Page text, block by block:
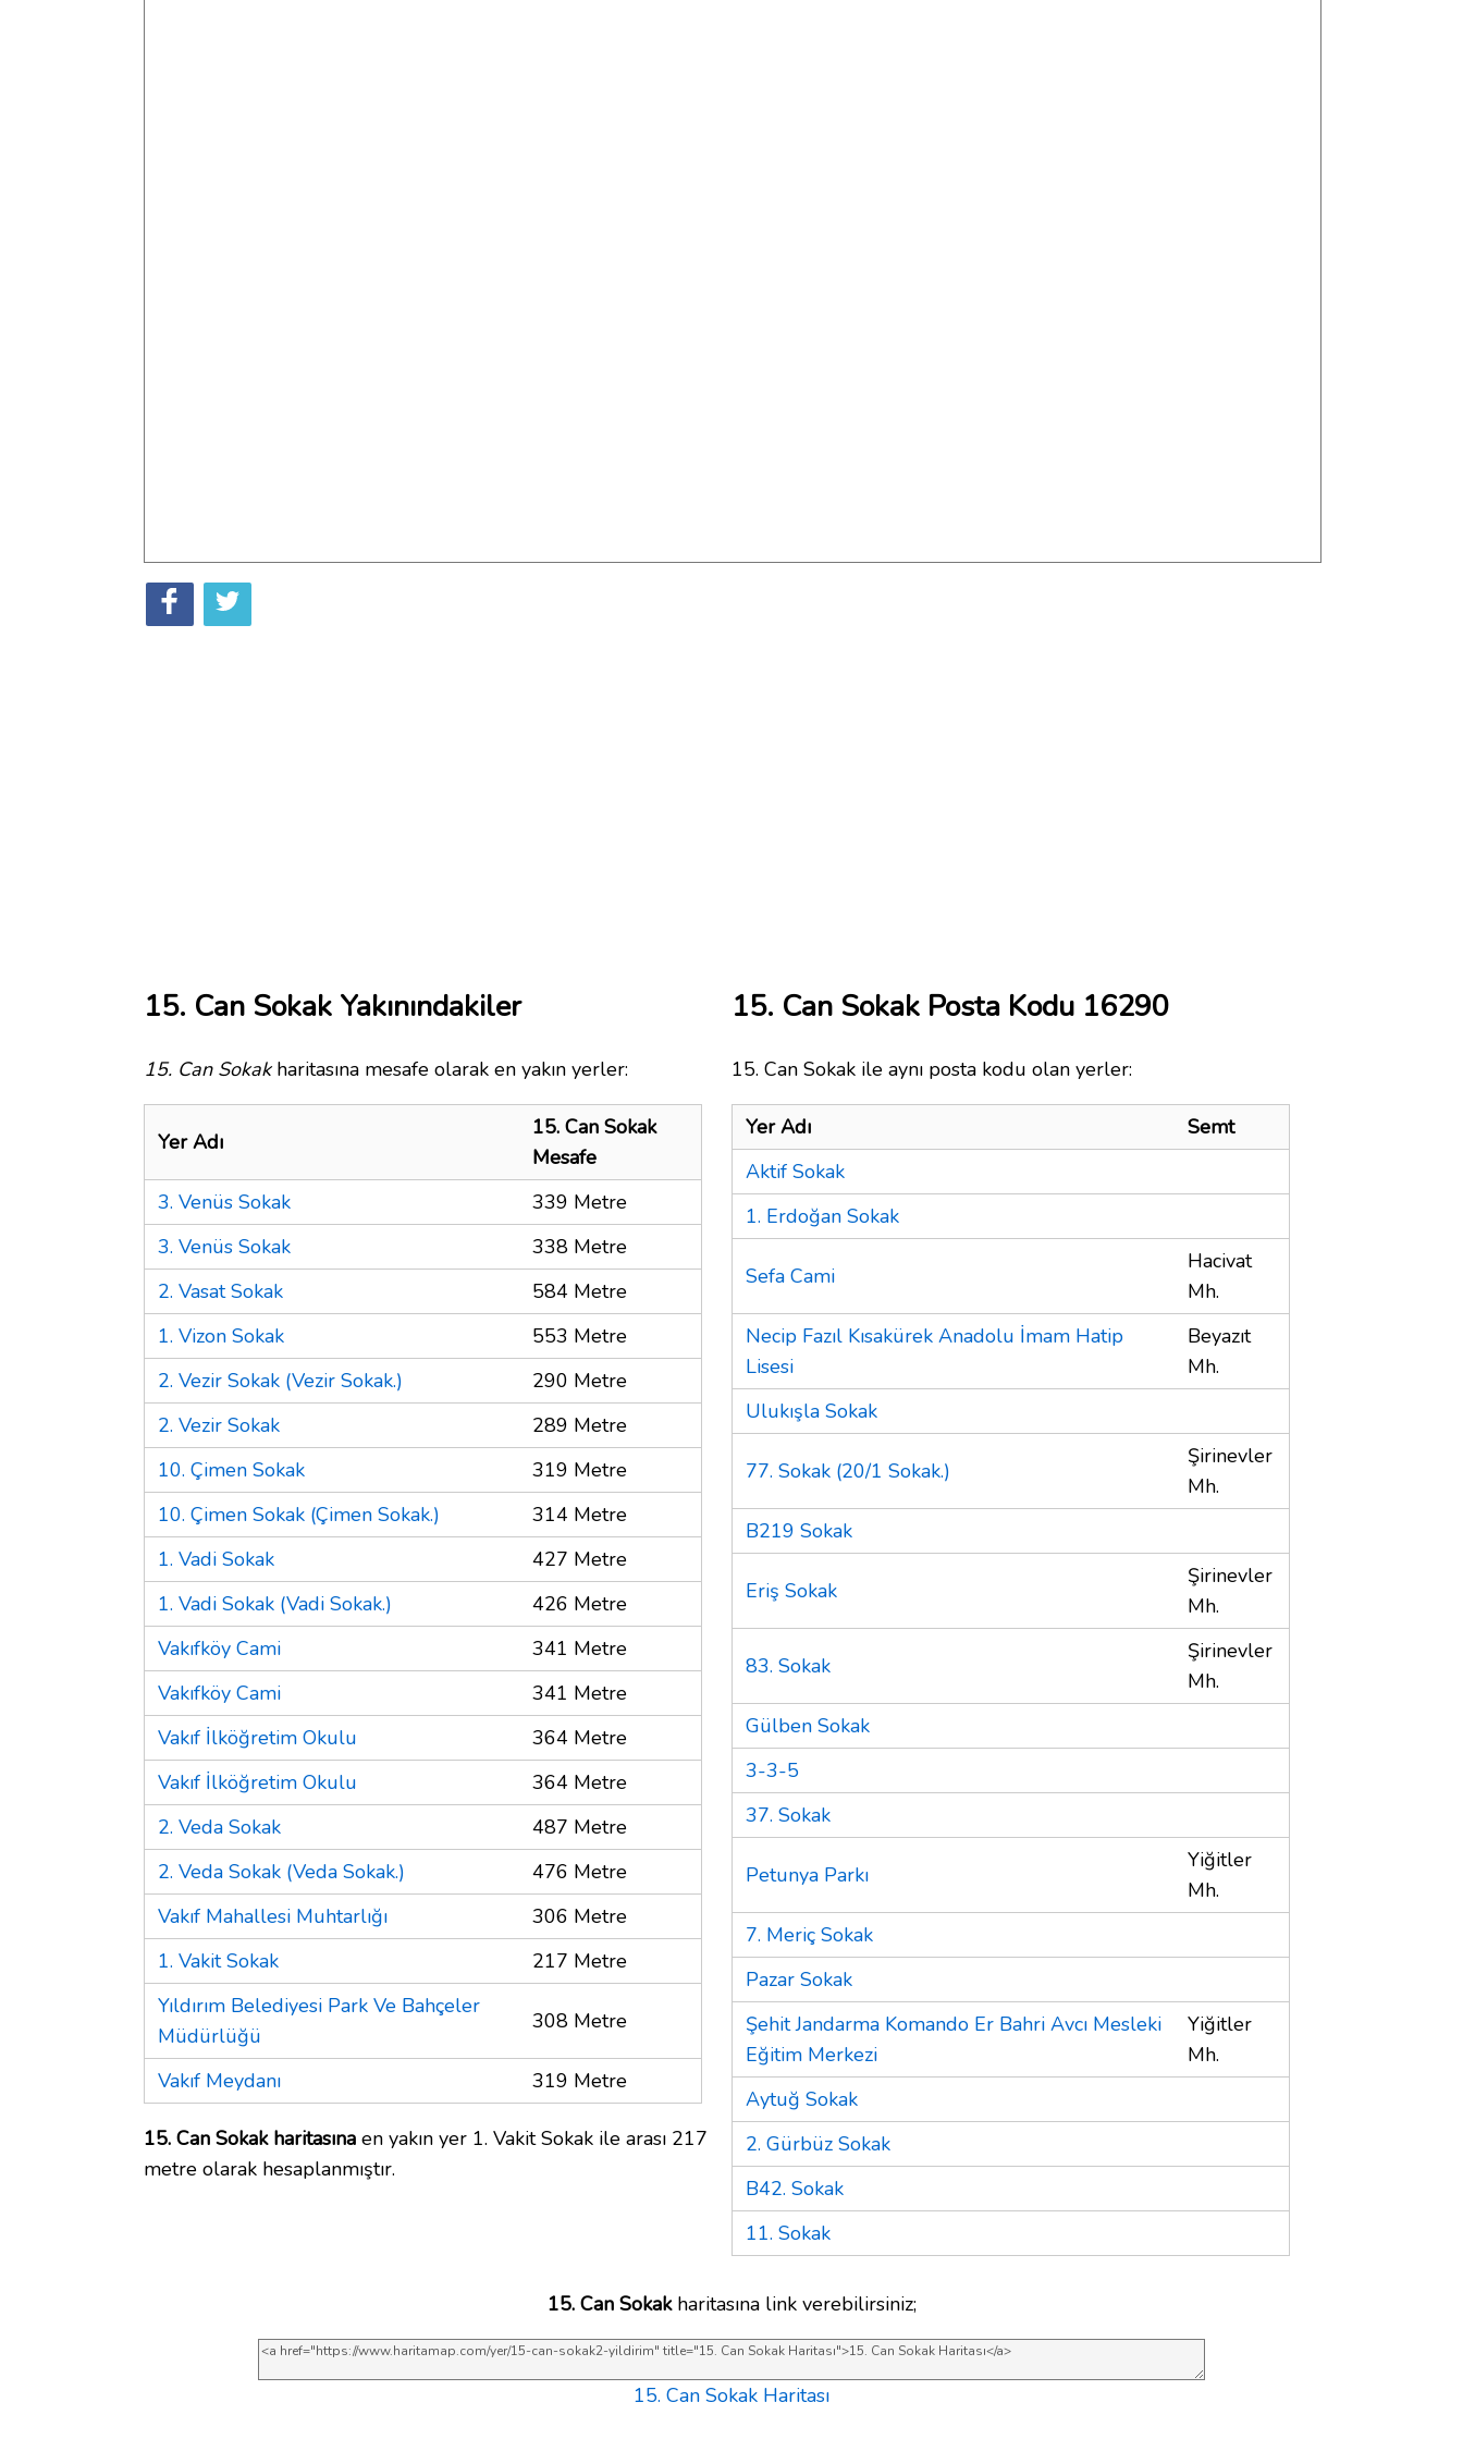
15. Can Sokak Yakınındakiler
15. Can Sokakharitasına mesafe olarak en yakın yerler:
Yer Adı
15. Can Sokak
Mesafe
3. Venüs Sokak
339 Metre
3. Venüs Sokak
338 Metre
2. Vasat Sokak
584 Metre
1. Vizon Sokak
553 Metre
2. Vezir Sokak (Vezir Sokak.)
290 Metre
2. Vezir Sokak
289 Metre
10. Çimen Sokak
319 Metre
10. Çimen Sokak (Çimen Sokak.)
314 Metre
1. Vadi Sokak
427 Metre
1. Vadi Sokak (Vadi Sokak.)
426 Metre
Vakıfköy Cami
341 Metre
Vakıfköy Cami
341 Metre
Vakıf İlköğretim Okulu
364 Metre
Vakıf İlköğretim Okulu
364 Metre
2. Veda Sokak
487 Metre
2. Veda Sokak (Veda Sokak.)
476 Metre
Vakıf Mahallesi Muhtarlığı
306 Metre
1. Vakit Sokak
217 Metre
Yıldırım Belediyesi Park Ve Bahçeler
Müdürlüğü
308 Metre
Vakıf Meydanı 319 Metre
15. Can Sokak haritasına en yakın yer 1. Vakit Sokak ile arası 217
metre olarak hesaplanmıştır.
15. Can Sokak Posta Kodu 16290
15. Can Sokak ile aynı posta kodu olan yerler:
Yer Adı
Semt
Aktif Sokak
1. Erdoğan Sokak
Sefa Cami
Hacivat
Mh.
Necip Fazıl Kısakürek Anadolu İmam Hatip
Lisesi
Beyazıt
Mh.
Ulukışla Sokak
77. Sokak (20/1 Sokak.)
Şirinevler
Mh.
B219 Sokak
Eriş Sokak
Şirinevler
Mh.
83. Sokak
Şirinevler
Mh.
Gülben Sokak
3-3-5
37. Sokak
Petunya Parkı
Yiğitler
Mh.
7. Meriç Sokak
Pazar Sokak
Şehit Jandarma Komando Er Bahri Avcı Mesleki
Eğitim Merkezi
Yiğitler
Mh.
Aytuğ Sokak
2. Gürbüz Sokak
B42. Sokak
11. Sokak
15. Can Sokakharitasına link verebilirsiniz;
15. Can Sokak Haritası